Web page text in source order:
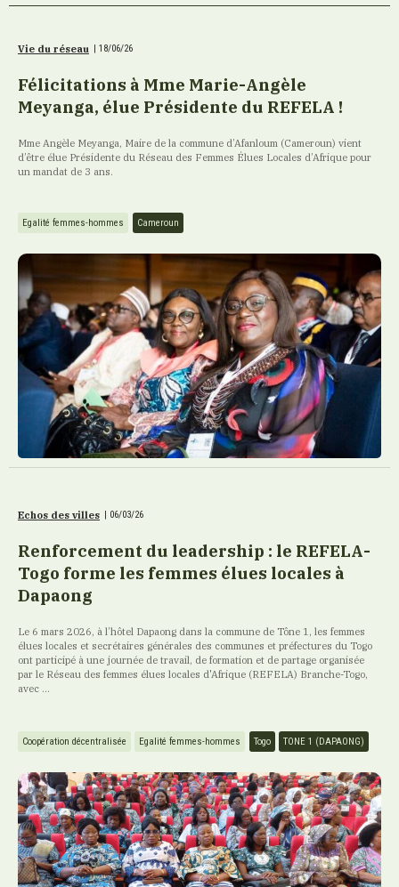
Vie du réseau | 18/06/26
Félicitations à Mme Marie-Angèle
Meyanga, élue Présidente du REFELA !
Mme Angèle Meyanga, Maire de la commune d’Afanloum (Cameroun) vient
d’être élue Présidente du Réseau des Femmes Élues Locales d’Afrique pour
un mandat de 3 ans.
Egalité femmes-hommes Cameroun
Echos des villes | 06/03/26
Renforcement du leadership : le REFELA-
Togo forme les femmes élues locales à
Dapaong
Le 6 mars 2026, à l’hôtel Dapaong dans la commune de Tône 1, les femmes
élues locales et secrétaires générales des communes et préfectures du Togo
ont participé à une journée de travail, de formation et de partage organisée
par le Réseau des femmes élues locales d'Afrique (REFELA) Branche-Togo,
avec ...
Coopération décentralisée Egalité femmes-hommes Togo TONE 1 (DAPAONG)